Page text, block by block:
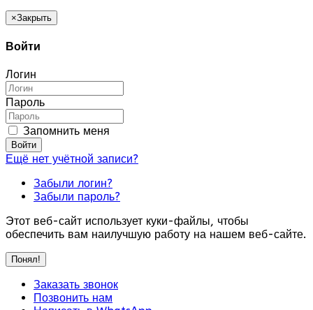
×Закрыть
Войти
Логин
Пароль
Запомнить меня
Войти
Ещё нет учётной записи?
Забыли логин?
Забыли пароль?
Этот веб-сайт использует куки-файлы, чтобы
обеспечить вам наилучшую работу на нашем веб-сайте.
Понял!
Заказать звонок
Позвонить нам